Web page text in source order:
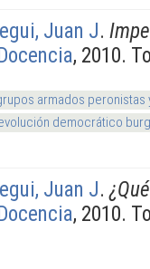
Juan J.
, 2010.
armados
democrático
Juan J.
, 2010.